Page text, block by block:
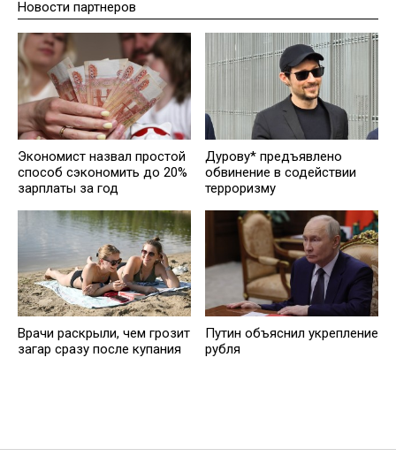
Новости партнеров
Экономист назвал простой
способ сэкономить до 20%
зарплаты за год
Дурову* предъявлено
обвинение в содействии
терроризму
Врачи раскрыли, чем грозит
загар сразу после купания
Путин объяснил укрепление
рубля